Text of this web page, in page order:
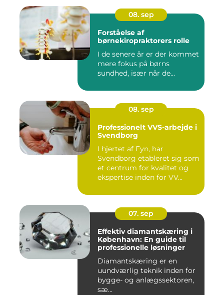
08. sep
Forståelse af
børnekiropraktorers rolle
I de senere år er der kommet
mere fokus på børns
sundhed, især når de...
08. sep
Professionelt VVS-arbejde i
Svendborg
I hjertet af Fyn, har
Svendborg etableret sig som
et centrum for kvalitet og
ekspertise inden for VV...
07. sep
Effektiv diamantskæring i
København: En guide til
professionelle løsninger
Diamantskæring er en
uundværlig teknik inden for
bygge- og anlægssektoren,
sæ...